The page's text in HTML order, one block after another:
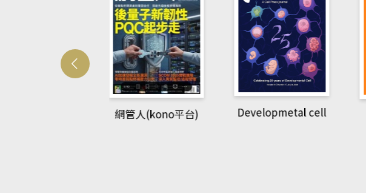
網管人(kono平台) Developmetal cell